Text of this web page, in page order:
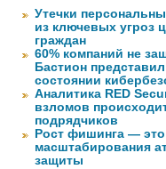
Утечки
из ключевых угроз
граждан
60% компаний не
Бастион
состоянии
Аналитика RED
взломов
подрядчиков
Рост фишинга —
масштабирования
защиты